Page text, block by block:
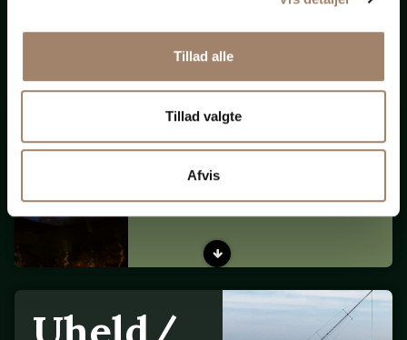
Tillad alle
Tillad valgte
Afvis
Jerome K. Jerome (1859-1927)
Husbåd